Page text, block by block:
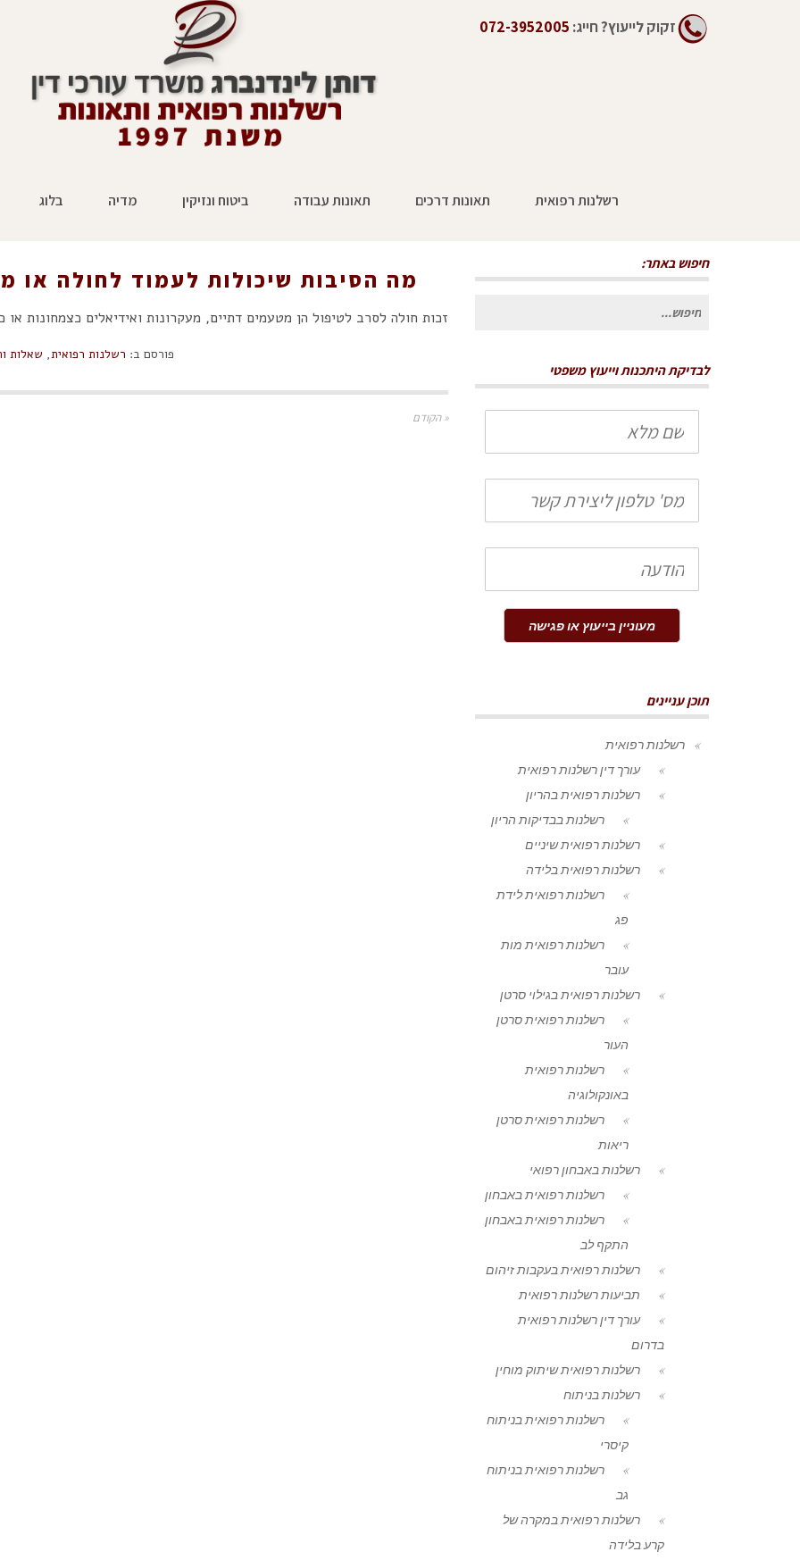
זקוק לייעוץ?חייג: 072-3952005
רשלנות רפואית תאונות דרכים תאונות עבודה ביטוח ונזיקין מדיה בלוג
מה הסיבות שיכולות לעמוד לחולה או
זכות חולה לסרב לטיפול הן מטעמים דתיים, מעקרונות ואידיאלים כצמחונות
פורסם ב: רשלנות רפואית, שאלות
« הקודם
חיפוש באתר:
חיפוש
לבדיקת היתכנות וייעוץ משפטי
שם
מלא
טלפון
הודעה
מעוניין בייעוץ או פגישה
תוכן עניינים
רשלנות רפואית
עורך דין רשלנות רפואית
רשלנות רפואית בהריון
רשלנות בבדיקות הריון
רשלנות רפואית שיניים
רשלנות רפואית בלידה
רשלנות רפואית לידת
פג
רשלנות רפואית מות
עובר
רשלנות רפואית בגילוי סרטן
רשלנות רפואית סרטן
העור
רשלנות רפואית
באונקולוגיה
רשלנות רפואית סרטן
ריאות
רשלנות באבחון רפואי
רשלנות רפואית באבחון
רשלנות רפואית באבחון
התקף לב
רשלנות רפואית בעקבות זיהום
תביעות רשלנות רפואית
עורך דין רשלנות רפואית
בדרום
רשלנות רפואית שיתוק מוחין
רשלנות בניתוח
רשלנות רפואית בניתוח
קיסרי
רשלנות רפואית בניתוח
גב
רשלנות רפואית במקרה של
קרע בלידה